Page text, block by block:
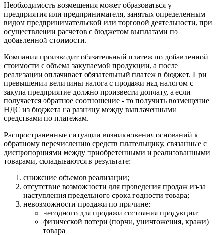
Необходимость возмещения может образоваться у
предприятия или предпринимателя, занятых определенным
видом предпринимательской или торговой деятельности, при
осуществлении расчетов с бюджетом выплатами по
добавленной стоимости.
Компания производит обязательный платеж по добавленной
стоимости с объема закупаемой продукции, а после
реализации оплачивает обязательный платеж в бюджет. При
превышении величины налога с продажи над налогом с
закупа предприятие должно произвести доплату, а если
получается обратное соотношение - то получить возмещение
НДС из бюджета на разницу между выплаченными
средствами по платежам.
Распространенные ситуации возникновения оснований к
обратному перечислению средств плательщику, связанные с
диспропорциями между приобретенными и реализованными
товарами, складываются в результате:
снижение объемов реализации;
отсутствие возможности для проведения продаж из-за
наступления предельного срока годности товара;
невозможности продажи по причине:
негодного для продажи состояния продукции;
физической потери (порчи, уничтожения, кражи)
товара.